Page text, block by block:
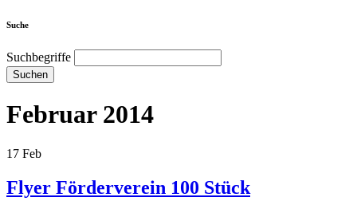
Suche
Suchbegriffe
Suchen
Februar 2014
17 Feb
Flyer Förderverein 100 Stück